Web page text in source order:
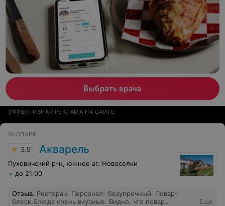
ЭФФЕКТИВНАЯ РЕКЛАМА НА САЙТЕ
ЭКОПАРК
3.9 Акварель
Пуховичский р-н, южнее аг. Новоселки
до 21:00
Отзыв. Ресторан. Персонал- безупречный. Повар-
блеск.Блюда очень вкусные. Видно, что повар
Еще